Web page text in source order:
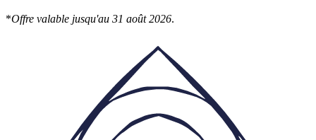
*Offre valable jusqu'au 31 août 2026.